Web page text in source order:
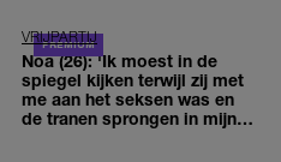
VRIJPARTIJ
Noa (26): 'Ik moest in de
spiegel kijken terwijl zij met
me aan het seksen was en
de tranen sprongen in mijn